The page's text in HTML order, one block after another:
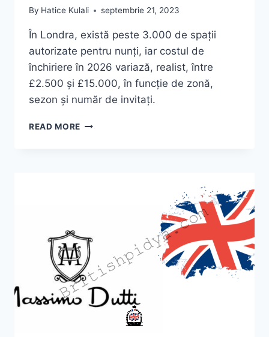
By Hatice Kulali septembrie 21, 2023
În Londra, există peste 3.000 de spații
autorizate pentru nunți, iar costul de
închiriere în 2026 variază, realist, între
£2.500 și £15.000, în funcție de zonă,
sezon și număr de invitați.
READ MORE TOP
LONDRA
(2026)
–
GHID
REAL,
CU